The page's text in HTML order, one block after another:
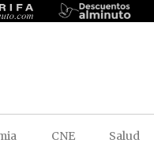
CNE Salud